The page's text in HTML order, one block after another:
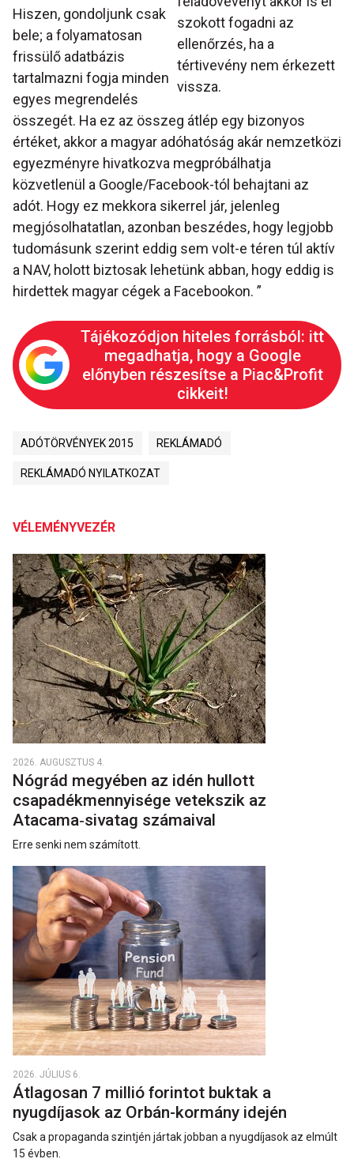
szokott fogadni az
ellenőrzés, ha a
tértivevény nem érkezett
vissza.
Hiszen, gondoljunk csak
bele; a folyamatosan
frissülő adatbázis
tartalmazni fogja minden
egyes megrendelés
összegét. Ha ez az összeg átlép egy bizonyos
értéket, akkor a magyar adóhatóság akár nemzetközi
egyezményre hivatkozva megpróbálhatja
közvetlenül a Google/Facebook-tól behajtani az
adót. Hogy ez mekkora sikerrel jár, jelenleg
megjósolhatatlan, azonban beszédes, hogy legjobb
tudomásunk szerint eddig sem volt-e téren túl aktív
a NAV, holott biztosak lehetünk abban, hogy eddig is
hirdettek magyar cégek a Facebookon. ”
Tájékozódjon hiteles forrásból: itt
megadhatja, hogy a Google
előnyben részesítse a Piac&Profit
cikkeit!
ADÓTÖRVÉNYEK 2015 REKLÁMADÓ
REKLÁMADÓ NYILATKOZAT
VÉLEMÉNYVEZÉR
2026. AUGUSZTUS 4.
Nógrád megyében az idén hullott
csapadékmennyisége vetekszik az
Atacama‑sivatag számaival
Erre senki nem számított.
2026. JÚLIUS 6.
Átlagosan 7 millió forintot buktak a
nyugdíjasok az Orbán-kormány idején
Csak a propaganda szintjén jártak jobban a nyugdíjasok az elmúlt
15 évben.